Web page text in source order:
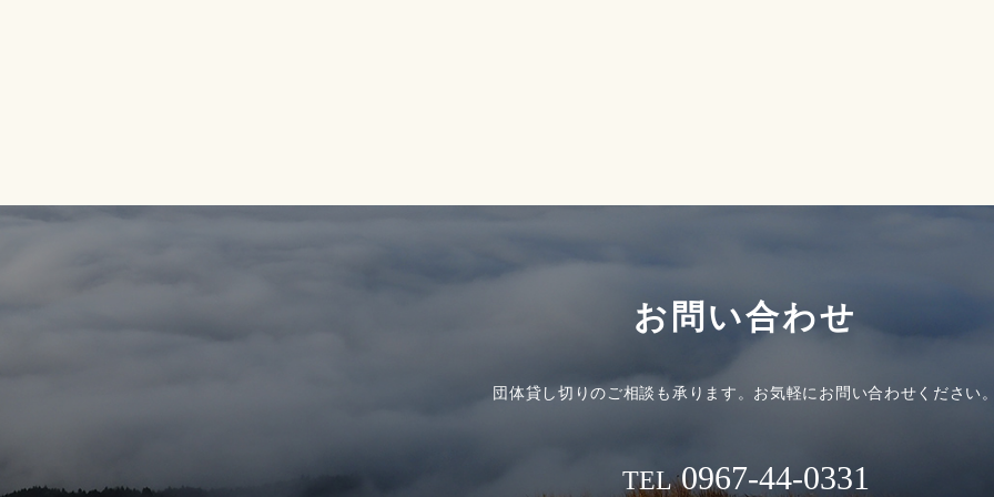
お問い合わせ
団体貸し切りのご相談も承ります。 お気軽にお問い合わせください
TEL 0967-44-0331